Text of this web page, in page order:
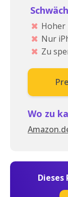
Hoher
Nur
Zu
Wo zu